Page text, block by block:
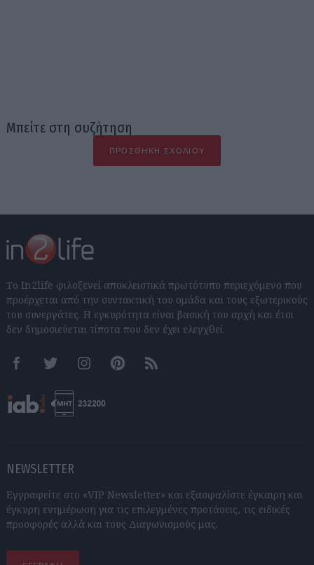
Μπείτε στη συζήτηση
ΠΡΟΣΘΉΚΗ ΣΧΟΛΊΟΥ
Το In2life φιλοξενεί αποκλειστικά πρωτότυπο περιεχόμενο που
προέρχεται από την συντακτική του ομάδα και τους εξωτερικούς
του συνεργάτες. Η εγκυρότητα είναι βασική του αρχή και έτσι
δεν δημοσιεύεται τίποτα που δεν έχει ελεγχθεί.
FacebookTwitter InstagramPinterestRSS feeds
NEWSLETTER
Εγγραφείτε στο «VIP Newsletter» και εξασφαλίστε έγκαιρη και
έγκυρη ενημέρωση για τις επιλεγμένες προτάσεις, τις ειδικές
προσφορές αλλά και τους Διαγωνισμούς μας.